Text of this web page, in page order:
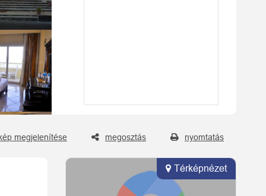
megjelenítése megosztás nyomtatás
Térképnézet